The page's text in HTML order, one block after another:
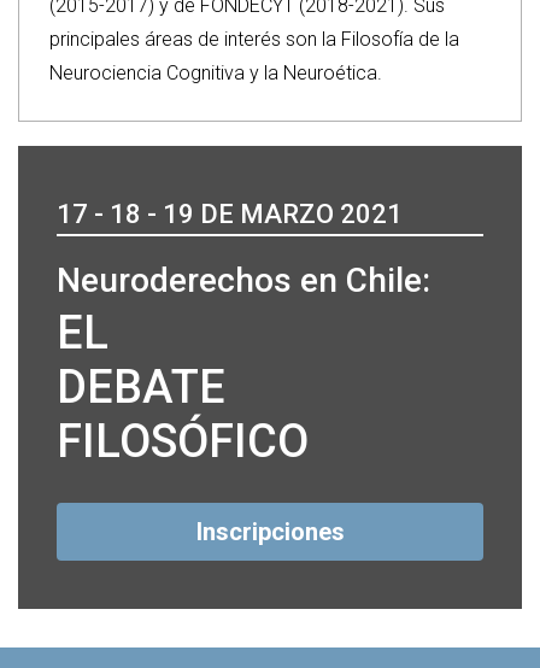
(2015-2017) y de FONDECYT (2018-2021). Sus
principales áreas de interés son la Filosofía de la
Neurociencia Cognitiva y la Neuroética.
17 - 18 - 19 DE MARZO 2021
Neuroderechos en Chile:
EL
DEBATE
FILOSÓFICO
Inscripciones